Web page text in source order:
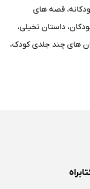
، قصه های
، داستان تخیلی،
های چند جلدی کودک،